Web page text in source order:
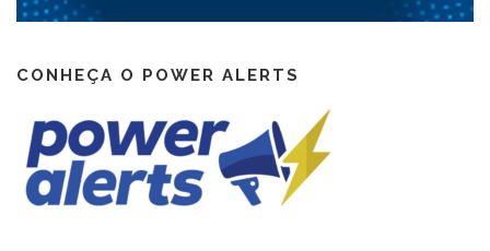
CONHEÇA O POWER ALERTS